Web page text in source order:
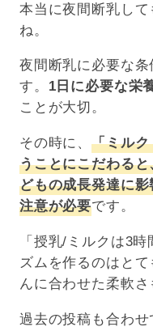
本当に夜間断乳し
ね。
夜間断乳に必要な
す。 1日に必要な栄
ことが大切。
その時に、「ミルク
うことにこだわる
どもの成長発達に
注意が必要です。
「授乳/ミルクは3
ズムを作るのはと
んに合わせた柔軟さ
過去の投稿も合わ